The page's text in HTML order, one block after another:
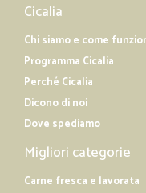
Cicalia
Chi siamo e come
Programma Cicalia
Perché Cicalia
Dicono di noi
Dove spediamo
Migliori categorie
Carne fresca e lavorata